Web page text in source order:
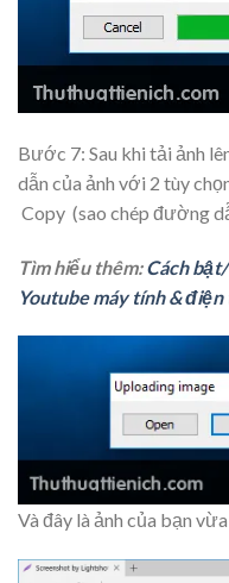
Bước 7: Sau khi tải ảnh
dẫn của ảnh với 2 tùy
Copy (sao chép đường
Tìm hiểu thêm:Cách
Youtube máy tính &
Và đây là ảnh của bạn